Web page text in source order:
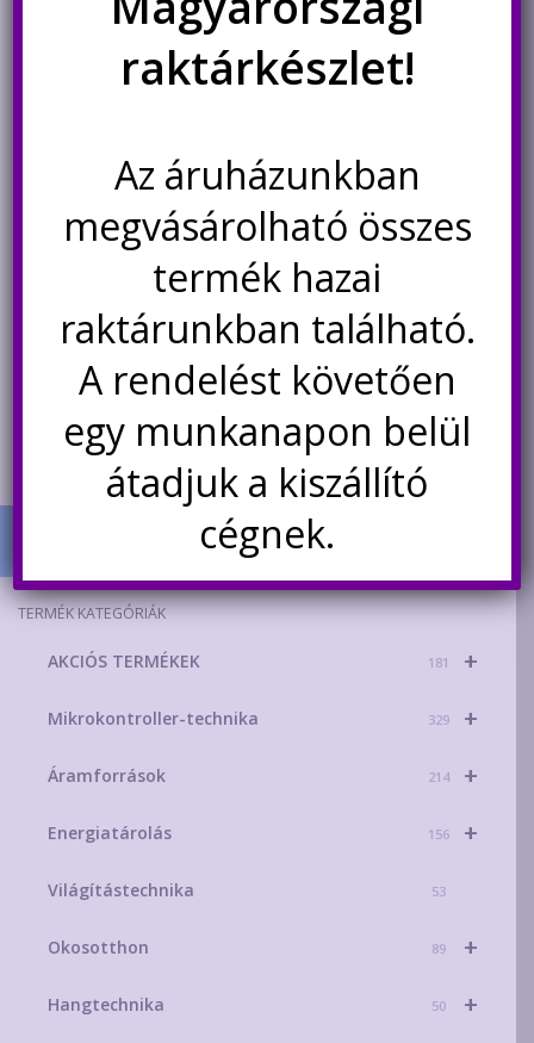
választhatók
ki
LJ401855 Li-Polimer
akkumulátor 1800 mAh 3S 25C
Nincs készleten
Értesítésetek ha
újra elérhető
502040 kis terhelhetőségű
védett Li-polimer akkumulátor
3.7V 400mAh
Nincs készleten
Értesítésetek ha
újra elérhető
TERMÉK KATEGÓRIÁK
+
AKCIÓS TERMÉKEK 181
+
Mikrokontroller-technika 329
+
Áramforrások 214
+
Energiatárolás 156
Világítástechnika 53
+
Okosotthon 89
+
Hangtechnika 50
raktárkészlet!
Az áruházunkban
megvásárolható összes
termék hazai
raktárunkban található.
A rendelést követően
egy munkanapon belül
átadjuk a kiszállító
cégnek.